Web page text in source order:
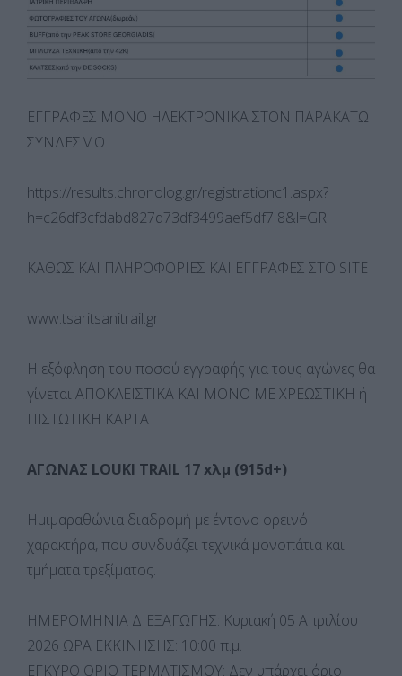
ΕΓΓΡΑΦΕΣ ΜΟΝΟ ΗΛΕΚΤΡΟΝΙΚΑ ΣΤΟΝ ΠΑΡΑΚΑΤΩ
ΣΥΝΔΕΣΜΟ
https://results.chronolog.gr/registrationc1.aspx?
h=c26df3cfdabd827d73df3499aef5df7 8&l=GR
ΚΑΘΩΣ ΚΑΙ ΠΛΗΡΟΦΟΡΙΕΣ ΚΑΙ ΕΓΓΡΑΦΕΣ ΣΤΟ SITE
www.tsaritsanitrail.gr
Η εξόφληση του ποσού εγγραφής για τους αγώνες θα
γίνεται ΑΠΟΚΛΕΙΣΤΙΚΑ ΚΑΙ ΜΟΝΟ ΜΕ ΧΡΕΩΣΤΙΚΗ ή
ΠΙΣΤΩΤΙΚΗ ΚΑΡΤΑ
ΑΓΩΝΑΣ LOUKI TRAIL 17 xλμ (915d+)
Ημιμαραθώνια διαδρομή με έντονο ορεινό
χαρακτήρα, που συνδυάζει τεχνικά μονοπάτια και
τμήματα τρεξίματος.
ΗΜΕΡΟΜΗΝΙΑ ΔΙΕΞΑΓΩΓΗΣ: Κυριακή 05 Απριλίου
2026 ΩΡΑ ΕΚΚΙΝΗΣΗΣ: 10:00 π.μ.
ΕΓΚΥΡΟ ΟΡΙΟ ΤΕΡΜΑΤΙΣΜΟΥ: Δεν υπάρχει όριο